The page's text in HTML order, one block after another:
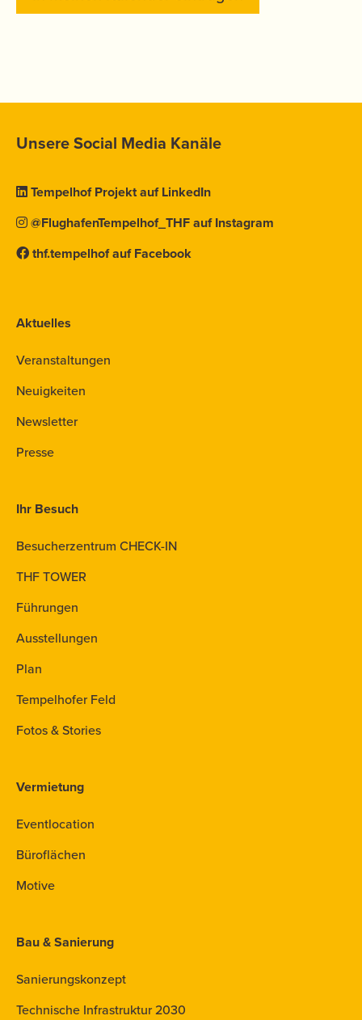
Unsere Social Media Kanäle
Tempelhof Projekt auf LinkedIn
@FlughafenTempelhof_THF auf Instagram
thf.tempelhof auf Facebook
Aktuelles
Veranstaltungen
Neuigkeiten
Newsletter
Presse
Ihr Besuch
Besucherzentrum CHECK-IN
THF TOWER
Führungen
Ausstellungen
Plan
Tempelhofer Feld
Fotos & Stories
Vermietung
Eventlocation
Büroflächen
Motive
Bau & Sanierung
Sanierungskonzept
Technische Infrastruktur 2030